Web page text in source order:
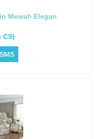
Mewah Elegan
CS)
SMS